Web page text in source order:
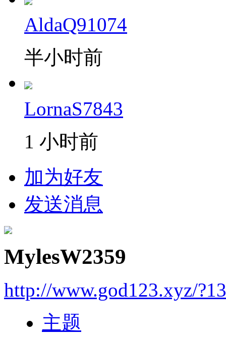
AldaQ91074
半小时前
LornaS7843
1 小时前
加为好友
发送消息
MylesW2359
http://www.god123.xyz/
主题